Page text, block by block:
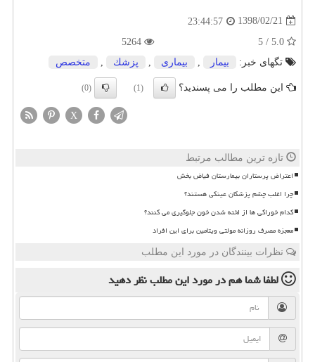
1398/02/21
23:44:57
تگهای خبر:
بیمار بیماری پزشك متخصص
این مطلب را می پسندید؟ (1)
(0)
X
تازه ترین مطالب مرتبط
اعتراض پرستاران بیمارستان فیاض بخش
چرا اغلب چشم پزشکان عینکی هستند؟
کدام خوراکی ها از لخته شدن خون جلوگیری می کنند؟
معجزه مصرف روزانه مولتی ویتامین برای این افراد
نظرات بینندگان در مورد این مطلب
لطفا شما همدر مورد این مطلبنظر دهید